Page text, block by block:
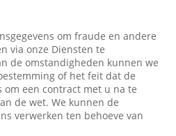
om fraude en andere
via onze Diensten te
de omstandigheden kunnen we
of het feit dat de
om een contract met u na te
de wet. We kunnen de
verwerken ten behoeve van